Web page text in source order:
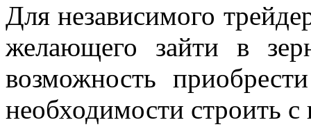
Для независимого
желающего зайти в
возможность
необходимости строить с